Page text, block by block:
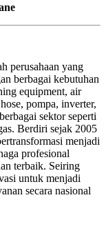
perusahaan yang
berbagai kebutuhan
equipment, air
pompa, inverter,
sektor seperti
Berdiri sejak 2005
menjadi
profesional
terbaik. Seiring
untuk menjadi
secara nasional